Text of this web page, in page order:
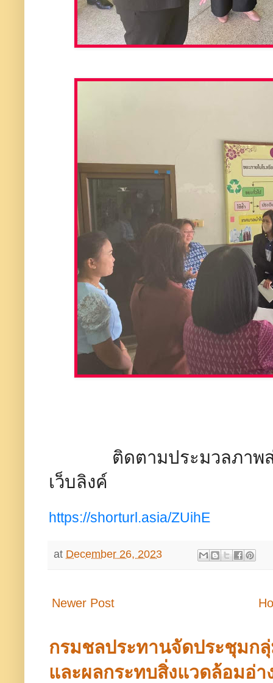
ติดตามประมวลภาพส่ว
เว็บลิงค์
https://shorturl.asia/ZUihE
at December 26, 2023
Newer Post
กรมชลประทานจัดประชุมก
และผลกระทบสิ่งแวดล้อมอ่า